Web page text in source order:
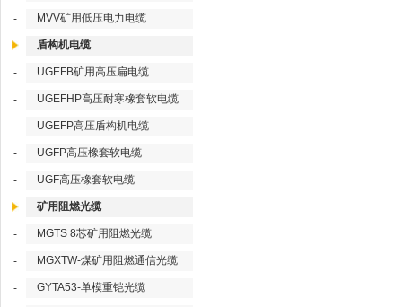
- MVV矿用低压电力电缆
盾构机电缆
- UGEFB矿用高压扁电缆
- UGEFHP高压耐寒橡套软电缆
- UGEFP高压盾构机电缆
- UGFP高压橡套软电缆
- UGF高压橡套软电缆
矿用阻燃光缆
- MGTS 8芯矿用阻燃光缆
- MGXTW-煤矿用阻燃通信光缆
- GYTA53-单模重铠光缆